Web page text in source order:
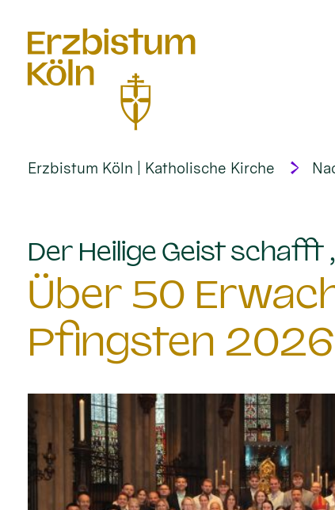
Erzbistum Köln | Katholische Kirche
Der Heilige Geist schafft
Über 50
Pfingsten 2026